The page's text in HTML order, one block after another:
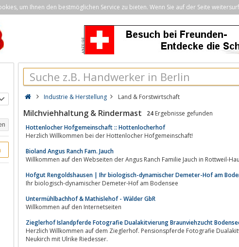
um Ihnen den bestmöglichen Service zu bieten. Wenn Sie auf der Seite
Industrie & Herstellung Land & Forstwirtschaft
Milchviehhaltung & Rindermast 24 Ergebnisse gefunden
Hottenlocher Hofgemeinschaft :: Hottenlocherhof
Herzlich Willkommen bei der Hottenlocher Hofgemeinschaft!
Bioland Angus Ranch Fam. Jauch
Willkommen auf den Webseiten der Angus Ranch Familie Jauch in Rottweil-
Hofgut Rengoldshausen | Ihr biologisch-dynamischer Demeter-Hof am
Ihr biologisch-dynamischer Demeter-Hof am Bodensee
Untermühlbachhof & Mathislehof - Wälder GbR
Willkommen auf den Internetseiten
Zieglerhof Islandpferde Fotografie Dualakitvierung Braunviehzucht
Herzlich Willkommen auf dem Zieglerhof. Pensionspferde Fotografie
Neukirch mit Ulrike Riedesser.